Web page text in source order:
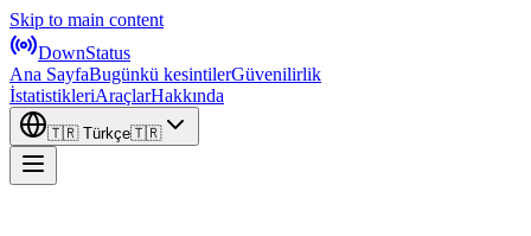
Skip to main content
DownStatus
Ana SayfaBugünkü kesintilerGüvenilirlik
İstatistikleriAraçlarHakkında
🇹🇷 Türkçe🇹🇷